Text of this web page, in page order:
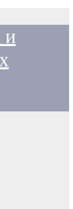
и